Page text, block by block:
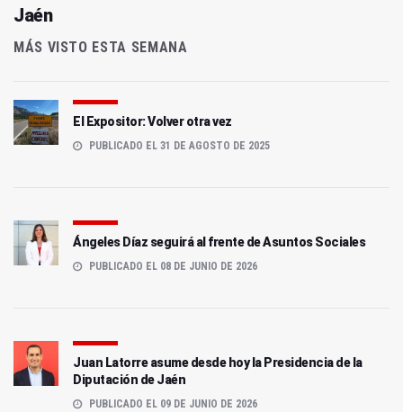
Jaén
MÁS VISTO ESTA SEMANA
El Expositor: Volver otra vez
PUBLICADO EL 31 DE AGOSTO DE 2025
Ángeles Díaz seguirá al frente de Asuntos Sociales
PUBLICADO EL 08 DE JUNIO DE 2026
Juan Latorre asume desde hoy la Presidencia de la
Diputación de Jaén
PUBLICADO EL 09 DE JUNIO DE 2026